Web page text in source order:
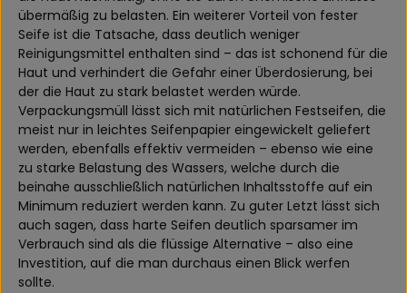
übermäßig zu belasten. Ein weiterer Vorteil von fester
Seife ist die Tatsache, dass deutlich weniger
Reinigungsmittel enthalten sind – das ist schonend für die
Haut und verhindert die Gefahr einer Überdosierung, bei
der die Haut zu stark belastet werden würde.
Verpackungsmüll lässt sich mit natürlichen Festseifen, die
meist nur in leichtes Seifenpapier eingewickelt geliefert
werden, ebenfalls effektiv vermeiden – ebenso wie eine
zu starke Belastung des Wassers, welche durch die
beinahe ausschließlich natürlichen Inhaltsstoffe auf ein
Minimum reduziert werden kann. Zu guter Letzt lässt sich
auch sagen, dass harte Seifen deutlich sparsamer im
Verbrauch sind als die flüssige Alternative – also eine
Investition, auf die man durchaus einen Blick werfen
sollte.